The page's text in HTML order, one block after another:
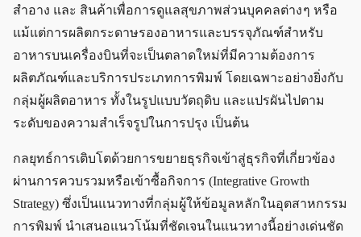
สำอาง และ สินค้าเพื่อการดูแลสุขภาพส่วนบุคคลต่าง ๆ หรือ
แม้แต่การผลิตกระดาษรองอาหารและบรรจุภัณฑ์สำหรับ
อาหารบนเครื่องบินที่จะเป็นตลาดใหม่ที่มีความต้องการ
ผลิตภัณฑ์และบริการประเภทการพิมพ์ โดยเฉพาะอย่างยิ่งกับ
กลุ่มผู้ผลิตอาหาร ทั้งในรูปแบบวัตถุดิบ และแปรผันไปตาม
ระดับของความสำเร็จรูปในการปรุง เป็นต้น
กลยุทธ์การเติบโตด้วยการขยายธุรกิจเข้าสู่ธุรกิจที่เกี่ยวข้อง
ผ่านการควบรวมหรือเข้าซื้อกิจการ (Integrative Growth
Strategy) ซึ่งเป็นแนวทางที่กลุ่มผู้ให้ข้อมูลหลักในอุตสาหกรรม
การพิมพ์ นำเสนอแนวโน้มที่ชัดเจนในแนวทางนี้อย่างเด่นชัด